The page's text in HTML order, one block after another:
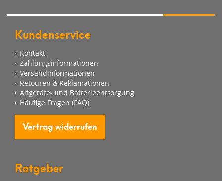
Kundenservice
Kontakt
Zahlungsinformationen
Versandinformationen
Retouren & Reklamationen
Altgeräte- und Batterieentsorgung
Häufige Fragen (FAQ)
Vertrag widerrufen
Ratgeber